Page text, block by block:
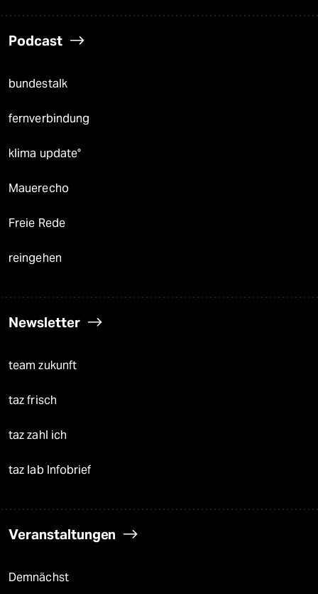
Podcast
bundestalk
fernverbindung
klima update°
Mauerecho
Freie Rede
reingehen
Newsletter
team zukunft
taz frisch
taz zahl ich
taz lab Infobrief
Veranstaltungen
Demnächst